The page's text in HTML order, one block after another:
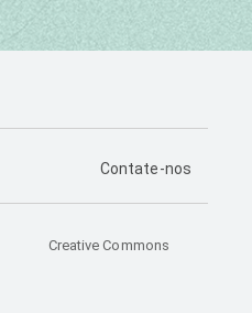
PÁGINA DE
Contate-nos
Creative Commons